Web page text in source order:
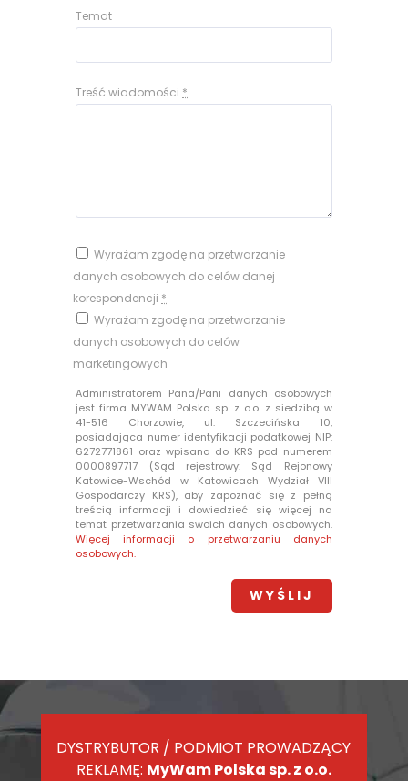
Temat
Treść wiadomości *
Wyrażam zgodę na przetwarzanie
danych osobowych do celów danej
korespondencji *
Wyrażam zgodę na przetwarzanie
danych osobowych do celów
marketingowych
Administratorem Pana/Pani danych osobowych
jest firma MYWAM Polska sp. z o.o. z siedzibą w
41-516 Chorzowie, ul. Szczecińska 10,
posiadająca numer identyfikacji podatkowej NIP:
6272771861 oraz wpisana do KRS pod numerem
0000897717 (Sąd rejestrowy: Sąd Rejonowy
Katowice-Wschód w Katowicach Wydział VIII
Gospodarczy KRS), aby zapoznać się z pełną
treścią informacji i dowiedzieć się więcej na
temat przetwarzania swoich danych osobowych.
Więcej informacji o przetwarzaniu danych
osobowych.
DYSTRYBUTOR / PODMIOT PROWADZĄCY
REKLAMĘ: MyWam Polska sp. z o.o.